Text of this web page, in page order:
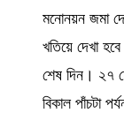
মনোনয়ন জমা
খতিয়ে দেখা
শেষ দিন। ২৭
বিকাল পাঁচটা